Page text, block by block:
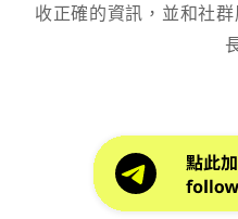
收正確的資訊，並和社